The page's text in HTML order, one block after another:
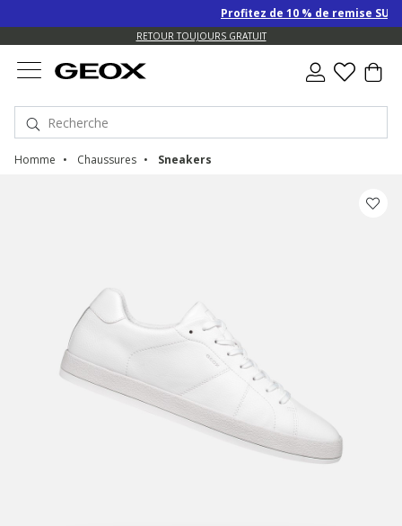
Profitez de 10 % de remise
RETOUR TOUJOURS GRATUIT
Homme Chaussures Sneakers